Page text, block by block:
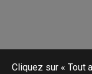
Cliquez sur « Tout